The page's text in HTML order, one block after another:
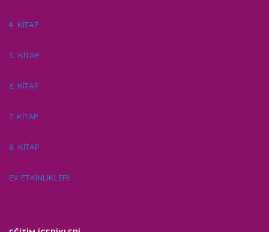
4. KİTAP
5. KİTAP
6. KİTAP
7. KİTAP
8. KİTAP
EV ETKİNLİKLERİ